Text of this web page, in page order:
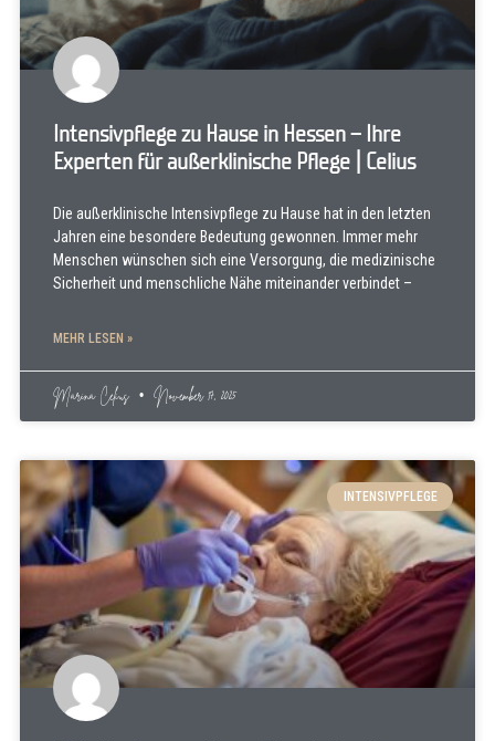
Intensivpflege zu Hause in Hessen – Ihre
Experten für außerklinische Pflege | Celius
Die außerklinische Intensivpflege zu Hause hat in den letzten
Jahren eine besondere Bedeutung gewonnen. Immer mehr
Menschen wünschen sich eine Versorgung, die medizinische
Sicherheit und menschliche Nähe miteinander verbindet –
MEHR LESEN »
Marina Celius November 17, 2025
INTENSIVPFLEGE